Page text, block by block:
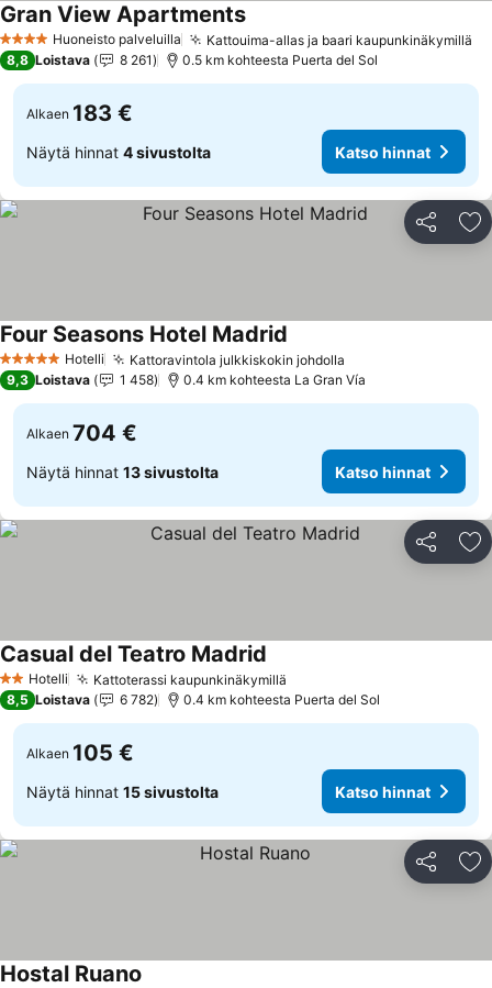
4 TähtiluokitusHuoneisto palveluilla Kattouima-allas ja baari kaupunkinäkymillä
Gran View ApartmentsKatso hinnat
8,8 Loistava 8 261 0.5 km kohteesta Puerta del Sol
Alkaen 183 €
Näytä hinnat 4 sivustolta Katso hinnat
Jaa
5 Tähtiluokitus
Hotelli Kattoravintola julkkiskokin johdolla
Four Seasons Hotel Madrid
9,3 Loistava 1 458 0.4 km kohteesta La Gran Vía
Alkaen 704 €
Näytä hinnat 13 sivustolta Katso hinnat
Jaa
2 Tähtiluokitus
Hotelli Kattoterassi kaupunkinäkymillä
Casual del Teatro Madrid
8,5 Loistava 6 782 0.4 km kohteesta Puerta del Sol
Alkaen 105 €
Näytä hinnat 15 sivustolta Katso hinnat
Jaa
Hostal Ruano